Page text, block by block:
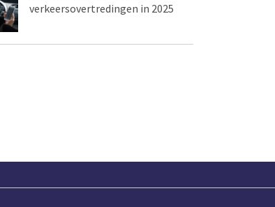
verkeersovertredingen in 2025